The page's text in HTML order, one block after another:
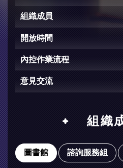
組織成員
開放時間
內控作業流程
意見交流
組織
圖書館 諮詢服務組